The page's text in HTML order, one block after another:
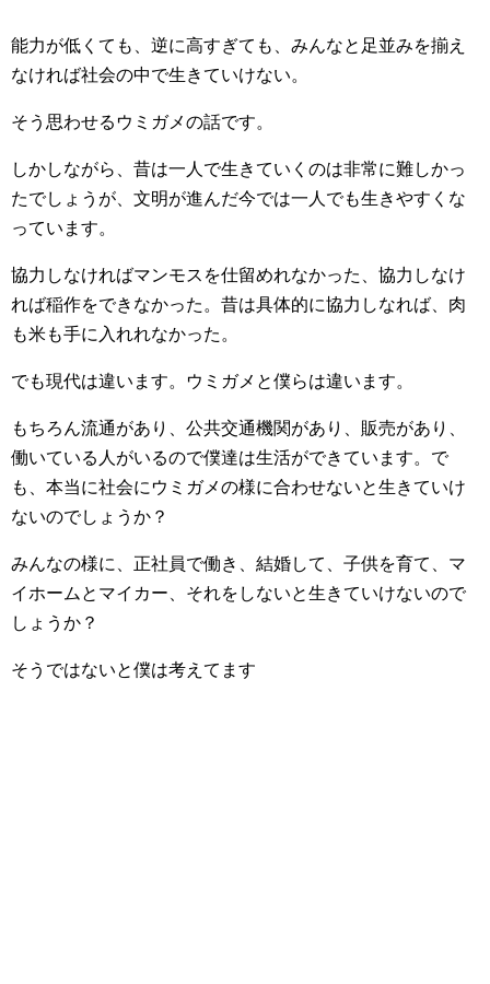
能力が低くても、逆に高すぎても、みんなと足並みを揃え
なければ社会の中で生きていけない。
そう思わせるウミガメの話です。
しかしながら、昔は一人で生きていくのは非常に難しかっ
たでしょうが、文明が進んだ今では一人でも生きやすくな
っています。
協力しなければマンモスを仕留めれなかった、協力しなけ
れば稲作をできなかった。昔は具体的に協力しなれば、肉
も米も手に入れれなかった。
でも現代は違います。ウミガメと僕らは違います。
もちろん流通があり、公共交通機関があり、販売があり、
働いている人がいるので僕達は生活ができています。で
も、本当に社会にウミガメの様に合わせないと生きていけ
ないのでしょうか？
みんなの様に、正社員で働き、結婚して、子供を育て、マ
イホームとマイカー、それをしないと生きていけないので
しょうか？
そうではないと僕は考えてます